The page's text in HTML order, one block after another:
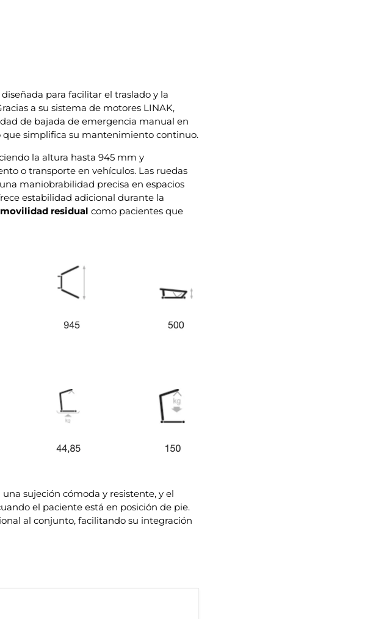
para facilitar el traslado y la
a su sistema de motores LINAK,
de bajada de emergencia manual en
que simplifica su mantenimiento continuo.
la altura hasta 945 mm y
o transporte en vehículos. Las ruedas
maniobrabilidad precisa en espacios
estabilidad adicional durante la
residual como pacientes que
sujeción cómoda y resistente, y el
el paciente está en posición de pie.
al conjunto, facilitando su integración